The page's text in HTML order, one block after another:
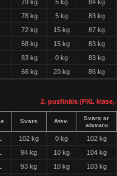
79 kg 5 kg
84 kg
78 kg 5 kg
83 kg
72 kg 15 kg
87 kg
68 kg 15 kg
83 kg
83 kg 0 kg
83 kg
66 kg 20 kg 86 kg
2. pusfināls (PXL klase,
Svars Atsv.
Svars ar
atsvaru
102 kg 0 kg
102 kg
94 kg 10 kg
104 kg
93 kg 10 kg
103 kg